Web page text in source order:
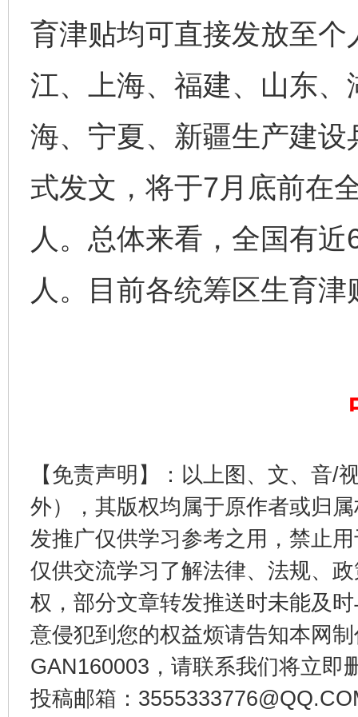
育津贴均可直接发放至
江、上海、福建、山东
海、宁夏、新疆生产建
式发文，将于7月底前在
人。总体来看，全国有
人。目前各统筹区生育
【免责声明】：以上图、文、音/
外），其版权均属于原作者或归
发推广仅供学习参考之用，禁止
仅供交流学习了解法律、法规、
权，部分文章转发推送时未能及
意侵犯到您的权益烦请告知本网
GAN160003，请联系我们将立即
投稿邮箱：
东山县通报“牛蛙产品抗生素超标问题” 法
揭开“小金库”的免责幌子